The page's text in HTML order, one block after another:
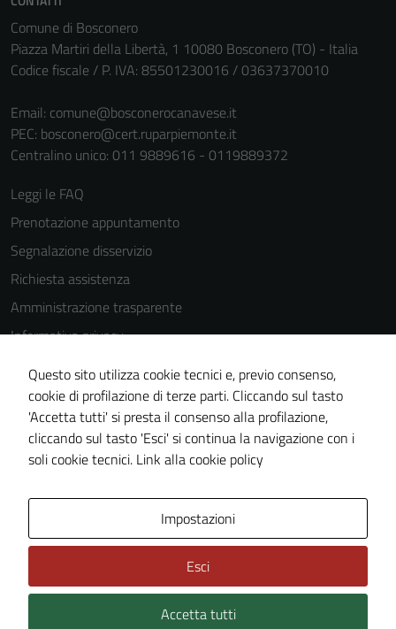
Comune di Bosconero
Piazza Martiri della Libertà, 1 10080 Bosconero (TO) - Italia
Codice fiscale / P. IVA: 85501230016 / 03637370010
Email: comune@bosconerocanavese.it
PEC: bosconero@cert.ruparpiemonte.it
Centralino unico: 011 9889616 - 0119889372
Leggi le FAQ
Prenotazione appuntamento
Segnalazione disservizio
Richiesta assistenza
Amministrazione trasparente
Informativa privacy
Cookie Policy
Note legali
Dichiarazione di accessibilità
Piano di miglioramento del sito
Technical Design s.r.l.
Questo sito utilizza cookie tecnici e, previo consenso,
cookie di profilazione di terze parti. Cliccando sul tasto
'Accetta tutti' si presta il consenso alla profilazione,
cliccando sul tasto 'Esci' si continua la navigazione con i
soli cookie tecnici. Link alla cookie policy
Impostazioni
Esci
Accetta tutti
Tecnici
sono necessari
per il
funzionamento